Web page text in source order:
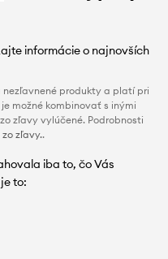
informácie o najnovších
produkty a platí pri
možné kombinovať s inými
zľavy vylúčené. Podrobnosti
zľavy..
iba to, čo Vás
to: